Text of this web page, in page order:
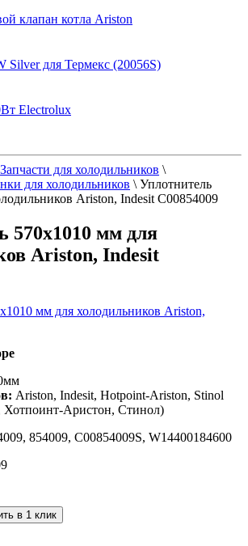
клапан котла Ariston
Silver для Термекс (20056S)
Electrolux
Запчасти для холодильников \
для холодильников \ Уплотнитель
Ariston, Indesit С00854009
570х1010 мм для
Ariston, Indesit
Ariston, Indesit, Hotpoint-Ariston, Stinol
Хотпоинт-Аристон, Стинол)
, 854009, C00854009S, W14400184600
в 1 клик